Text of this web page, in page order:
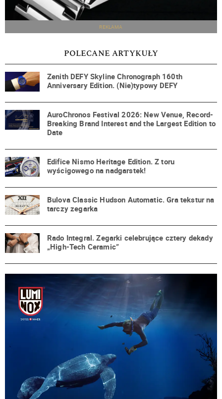
REKLAMA
POLECANE ARTYKUŁY
Zenith DEFY Skyline Chronograph 160th
Anniversary Edition. (Nie)typowy DEFY
AuroChronos Festival 2026: New Venue, Record-
Breaking Brand Interest and the Largest Edition to
Date
Edifice Nismo Heritage Edition. Z toru
wyścigowego na nadgarstek!
Bulova Classic Hudson Automatic. Gra tekstur na
tarczy zegarka
Rado Integral. Zegarki celebrujące cztery dekady
„High-Tech Ceramic”